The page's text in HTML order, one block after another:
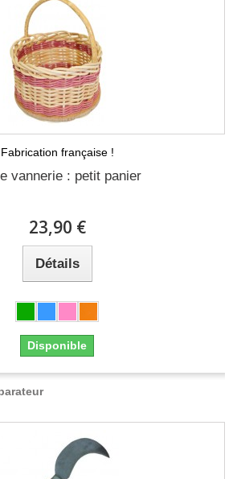
Fabrication française !
vannerie : petit panier
23,90 €
Détails
Disponible